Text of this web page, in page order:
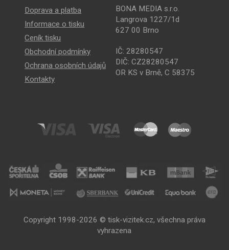
Doprava a platba
Informace o tisku
Ceník tisku
Obchodní podmínky
Ochrana osobních údajů
Kontakty
BONA MEDIA s.r.o.
Langrova 1227/1d
627 00 Brno
IČ: 28280547
DIČ: CZ28280547
OR KS v Brně, C 58375
Copyright 1998-2026 © tisk-vizitek.cz, všechna práva
vyhrazena